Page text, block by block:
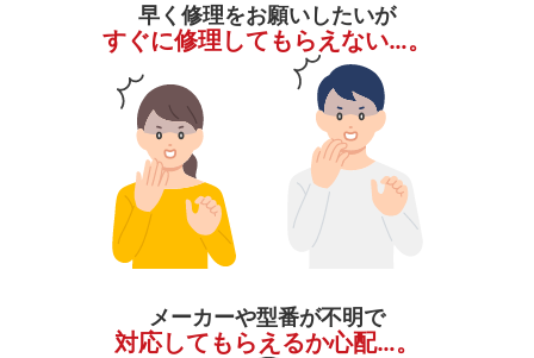
早く修理をお願いしたいが
すぐに修理してもらえない…。
メーカーや型番が不明で
対応してもらえるか心配…。